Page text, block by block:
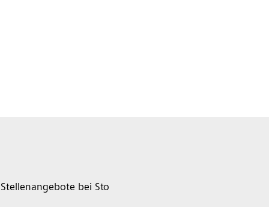
Stellenangebote bei Sto